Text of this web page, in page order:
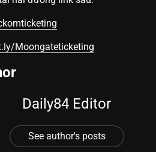
Moongateticketing
Daily84 Editor
See author's posts